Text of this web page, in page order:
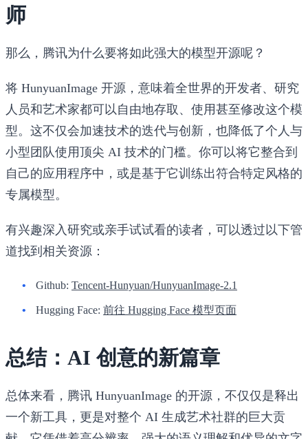
师
那么，腾讯为什么要将如此强大的模型开源呢？
将 HunyuanImage 开源，意味着全世界的开发者、研究
人员和艺术家都可以自由地存取、使用甚至修改这个模
型。这不仅会加速技术的迭代与创新，也降低了个人与
小型团队使用顶尖 AI 技术的门槛。你可以将它整合到
自己的应用程序中，或是基于它训练出符合特定风格的
专属模型。
有兴趣深入研究或亲手试试看的读者，可以透过以下管
道找到相关资源：
Github: Tencent-Hunyuan/HunyuanImage-2.1
Hugging Face: 前往 Hugging Face 模型页面
总结：AI 创意的新篇章
总体来看，腾讯 HunyuanImage 的开源，不仅仅是释出
一个新工具，更是对整个 AI 生成艺术社群的巨大贡